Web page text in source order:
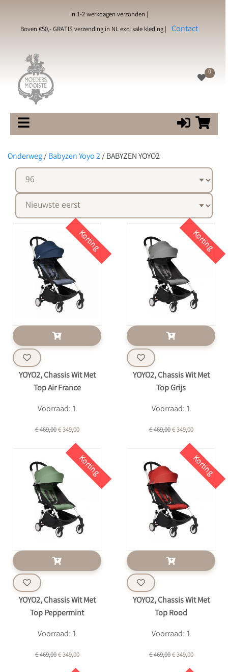
In 1-2 werkdagen verzonden |
Boven €50,- GRATIS verzending in NL excl sale kleding | Contact
0
Onderweg/Babyzen Yoyo 2/BABYZEN YOYO2
Korting
YOYO2, Chassis Wit Met
Top Air France
Voorraad: 1
€ 469,00€ 349,00
Korting
YOYO2, Chassis Wit Met
Top Grijs
Voorraad: 1
€ 469,00€ 349,00
Korting
YOYO2, Chassis Wit Met
Top Peppermint
Voorraad: 1
€ 469,00€ 349,00
Korting
YOYO2, Chassis Wit Met
Top Rood
Voorraad: 1
€ 469,00€ 349,00